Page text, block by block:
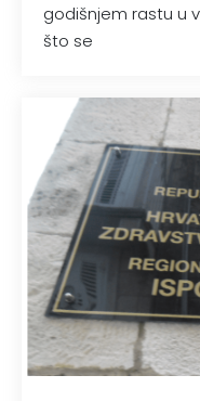
godišnjem rastu u
što se